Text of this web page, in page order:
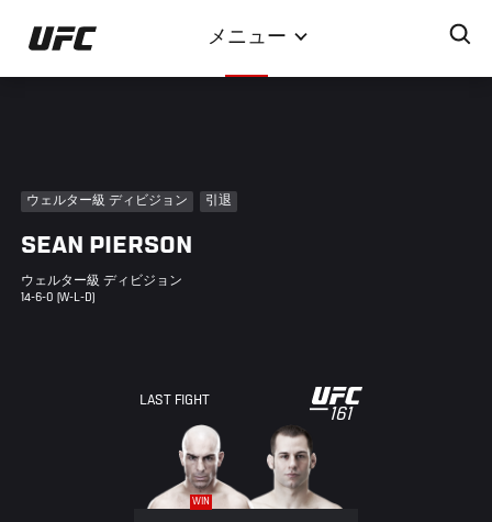
イ
ン
ン
ツ
に
移
動
メニュー
ウェルター級 ディビジョン 引退
SEAN PIERSON
ウェルター級 ディビジョン
14-6-0 (W-L-D)
LAST FIGHT
UFC
161161
WIN